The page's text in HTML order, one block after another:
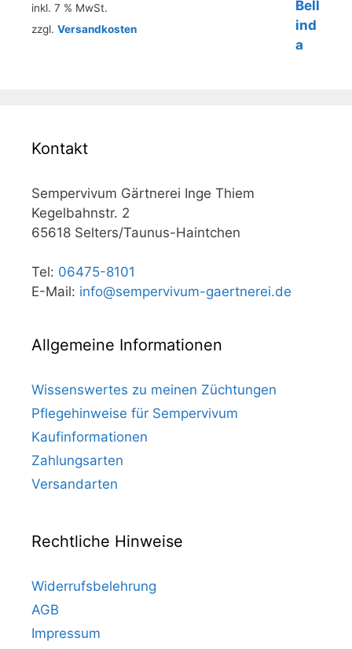
inkl. 7 % MwSt.
zzgl. Versandkosten
Kontakt
Sempervivum Gärtnerei Inge Thiem
Kegelbahnstr. 2
65618 Selters/Taunus-Haintchen
Tel: 06475-8101
E-Mail: info@sempervivum-gaertnerei.de
Allgemeine Informationen
Wissenswertes zu meinen Züchtungen
Pflegehinweise für Sempervivum
Kaufinformationen
Zahlungsarten
Versandarten
Rechtliche Hinweise
Widerrufsbelehrung
AGB
Impressum